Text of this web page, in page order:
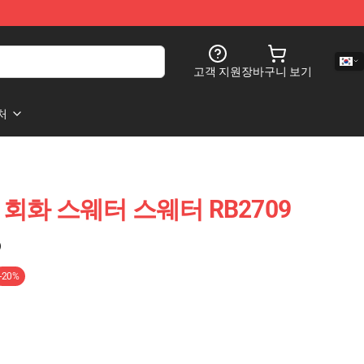
고객 지원장바구니 보기
화 스웨터 스웨터 RB2709
-20%